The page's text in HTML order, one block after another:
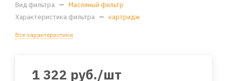
Вид фильтра — Масляный фильтр
Характеристика фильтра — картридж
Все характеристики
1 322 руб./шт